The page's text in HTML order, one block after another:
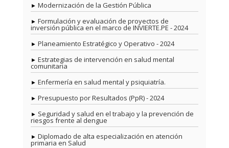
Modernización de la Gestión Pública
Formulación y evaluación de proyectos de
inversión pública en el marco de INVIERTE.PE - 2024
Planeamiento Estratégico y Operativo - 2024
Estrategias de intervención en salud mental
comunitaria
Enfermería en salud mental y psiquiatría.
Presupuesto por Resultados (PpR) - 2024
Seguridad y salud en el trabajo y la prevención de
riesgos frente al dengue
Diplomado de alta especialización en atención
primaria en Salud